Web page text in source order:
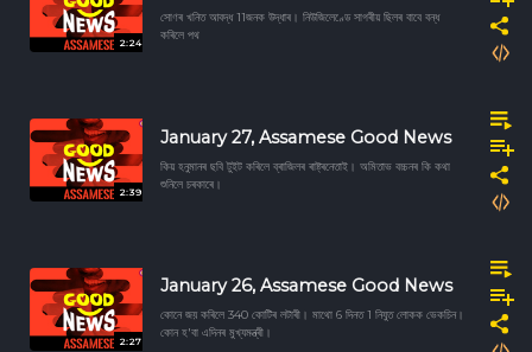
2:24
সোণৰ খনিত আবদ্ধ 11জনক উদ্ধাৰ। নিউজিলেণ্ডে সাগৰীয় ছিলৰ বাবে বন্ধ
কৰিলে পথ
2:39
January 27, Assamese Good News
কিয় হনুমানৰ ছবি টুইট কৰিলে ব্ৰাজিলৰ ৰাষ্ট্ৰনেতাই। অমিতাভ বচ্চনৰ কি কথা
শুনিলে চৰকাৰে।
2:27
January 26, Assamese Good News
কোনে জয় কৰিলে 340 কোটিৰ লটাৰী। মাথো 6 দিনত 1 নিযুত লোকক ভেকচিন।
কোন হ'বা এদিনৰ মুখ্যমন্ত্ৰী।